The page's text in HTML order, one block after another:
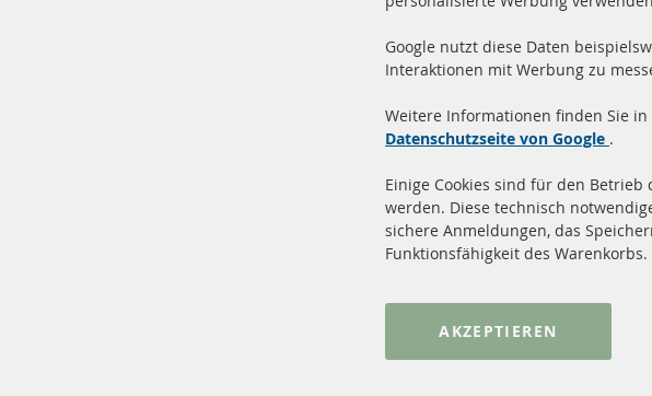
Versand innerhalb 24
Produkte auf Lager
Quick Links
Dieselpartikelfilter
Katalysator (KAT)
Google nutzt diese Daten
Interaktionen mit Werbung zu
Weitere Informationen finden Sie
Datenschutzseite von Google .
Einige Cookies sind für den
werden. Diese technisch
sichere Anmeldungen, das
Funktionsfähigkeit des Warenkorbs.
AKZEPTIEREN